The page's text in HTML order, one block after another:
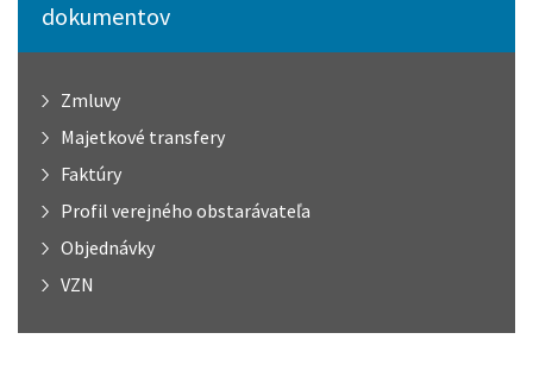
dokumentov
Zmluvy
Majetkové transfery
Faktúry
Profil verejného obstarávateľa
Objednávky
VZN